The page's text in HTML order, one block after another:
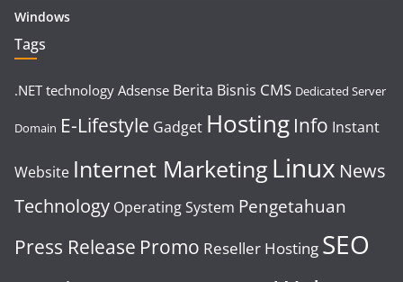
Windows
Tags
.NET technology Adsense Berita Bisnis CMS Dedicated Server
Domain E-Lifestyle Gadget Hosting Info Instant
Website Internet Marketing Linux News
Technology Operating System Pengetahuan
Press Release Promo Reseller Hosting SEO